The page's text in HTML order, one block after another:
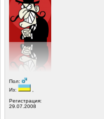
Пол:
Из:
Регистрация:
29.07.2008